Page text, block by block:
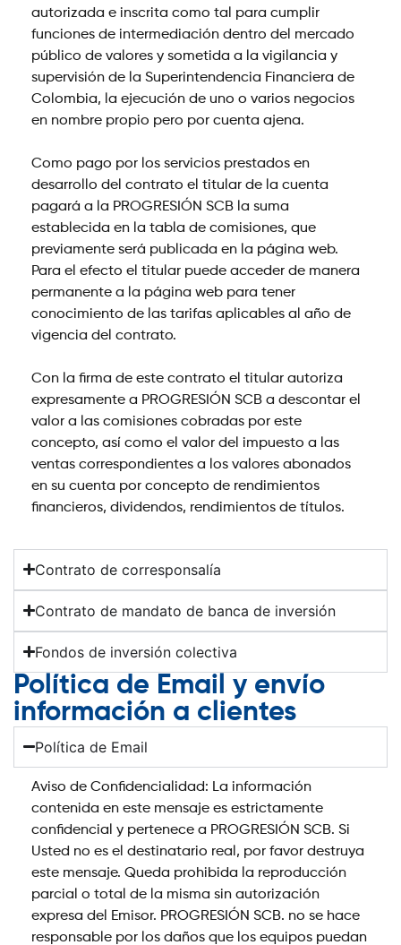
autorizada e inscrita como tal para cumplir
funciones de intermediación dentro del mercado
público de valores y sometida a la vigilancia y
supervisión de la Superintendencia Financiera de
Colombia, la ejecución de uno o varios negocios
en nombre propio pero por cuenta ajena.
Como pago por los servicios prestados en
desarrollo del contrato el titular de la cuenta
pagará a la PROGRESIÓN SCB la suma
establecida en la tabla de comisiones, que
previamente será publicada en la página web.
Para el efecto el titular puede acceder de manera
permanente a la página web para tener
conocimiento de las tarifas aplicables al año de
vigencia del contrato.
Con la firma de este contrato el titular autoriza
expresamente a PROGRESIÓN SCB a descontar el
valor a las comisiones cobradas por este
concepto, así como el valor del impuesto a las
ventas correspondientes a los valores abonados
en su cuenta por concepto de rendimientos
financieros, dividendos, rendimientos de títulos.
Contrato de corresponsalía
Contrato de mandato de banca de inversión
Fondos de inversión colectiva
Política de Email y envío
información a clientes
Política de Email
Aviso de Confidencialidad: La información
contenida en este mensaje es estrictamente
confidencial y pertenece a PROGRESIÓN SCB. Si
Usted no es el destinatario real, por favor destruya
este mensaje. Queda prohibida la reproducción
parcial o total de la misma sin autorización
expresa del Emisor. PROGRESIÓN SCB. no se hace
responsable por los daños que los equipos puedan